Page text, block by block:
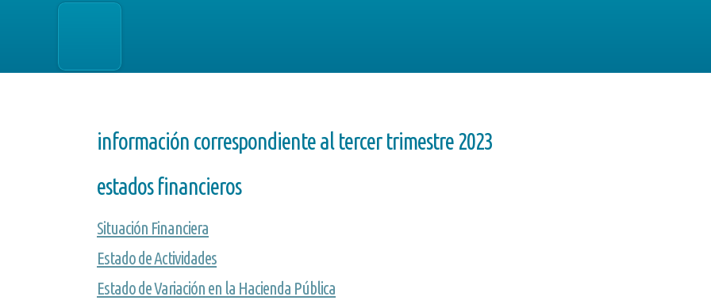
información correspondiente al tercer trimestre 2023
estados financieros
Situación Financiera
Estado de Actividades
Estado de Variación en la Hacienda Pública